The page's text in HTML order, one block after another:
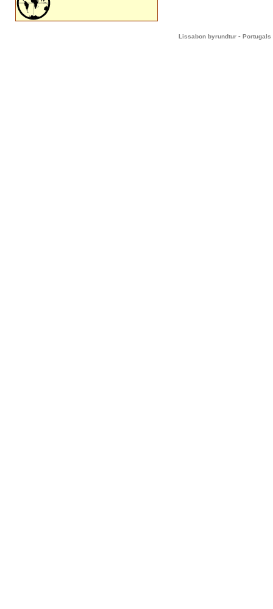
Lissabon byrundtur - Portugals